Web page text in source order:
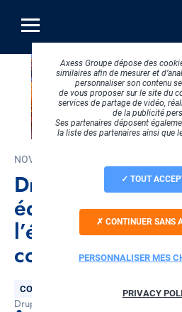
contenu
principal
NOVEMBRE 2022
DrupalCon
équipe vous
l’événement
communauté
Thématique
CONCEPTION WEB
Tags
Drupal
Axess Groupe dépose des
similaires afin de mesurer et
personnaliser son contenu
de vous proposer sur le site du
services de partage de vidéo,
de la publicité
Ses partenaires déposent
la liste des partenaires ainsi que
TOUT
CONTINUER SANS
PERSONNALISER MES
PRIVACY